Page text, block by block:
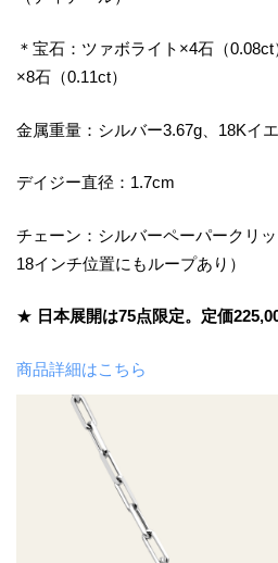
＊宝石：ツァボライト×4石（
×8石（0.11ct）
金属重量：シルバー3.67g、18Kイ
デイジー直径：1.7cm
チェーン：シルバーペーパークリ
18インチ位置にもループあり）
★ 日本展開は75点限定。定価
商品詳細はこちら